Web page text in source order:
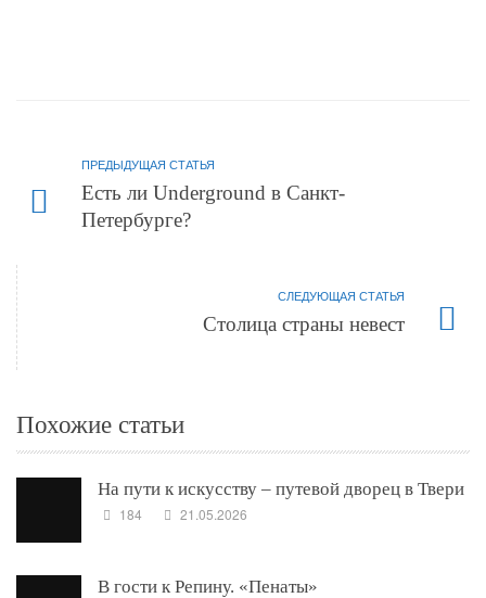
ПРЕДЫДУЩАЯ СТАТЬЯ
Есть ли Underground в Санкт-
Петербурге?
СЛЕДУЮЩАЯ СТАТЬЯ
Столица страны невест
Похожие статьи
На пути к искусству – путевой дворец в Твери
184 21.05.2026
В гости к Репину. «Пенаты»